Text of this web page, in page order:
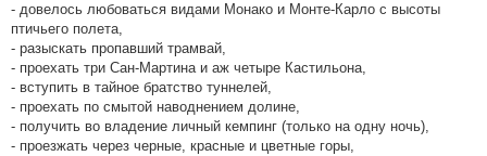
- довелось любоваться видами Монако и Монте-Карло с высоты
птичьего полета,
- разыскать пропавший трамвай,
- проехать три Сан-Мартина и аж четыре Кастильона,
- вступить в тайное братство туннелей,
- проехать по смытой наводнением долине,
- получить во владение личный кемпинг (только на одну ночь),
- проезжать через черные, красные и цветные горы,